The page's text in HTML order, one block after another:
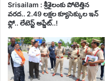
Srisailam : శ్రీశైలంకు పోటెత్తిన
వరద.. 2.49 లక్షల క్యూసెక్కుల ఇన్
ఫ్లో.. లేటెస్ట్ అప్డేట్..!